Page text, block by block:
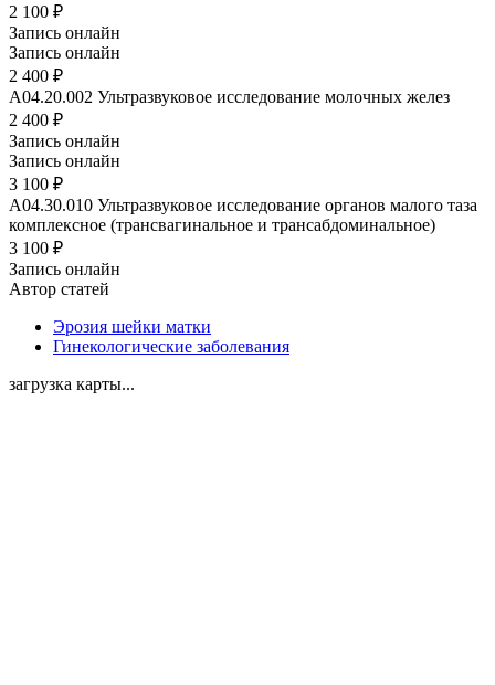
2 100 ₽
Запись онлайн
Запись онлайн
2 400 ₽
A04.20.002 Ультразвуковое исследование молочных желез
2 400 ₽
Запись онлайн
Запись онлайн
3 100 ₽
A04.30.010 Ультразвуковое исследование органов малого таза
комплексное (трансвагинальное и трансабдоминальное)
3 100 ₽
Запись онлайн
Автор статей
Эрозия шейки матки
Гинекологические заболевания
загрузка карты...